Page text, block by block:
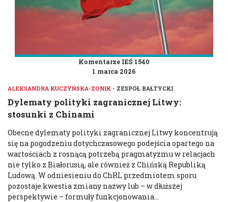
Komentarze IEŚ 1540
1 marca 2026
ALEKSANDRA KUCZYŃSKA-ZONIK - ZESPÓŁ BAŁTYCKI
Dylematy polityki zagranicznej Litwy:
stosunki z Chinami
Obecne dylematy polityki zagranicznej Litwy koncentrują
się na pogodzeniu dotychczasowego podejścia opartego na
wartościach z rosnącą potrzebą pragmatyzmu w relacjach
nie tylko z Białorusią, ale również z Chińską Republiką
Ludową. W odniesieniu do ChRL przedmiotem sporu
pozostaje kwestia zmiany nazwy lub – w dłuższej
perspektywie – formuły funkcjonowania...